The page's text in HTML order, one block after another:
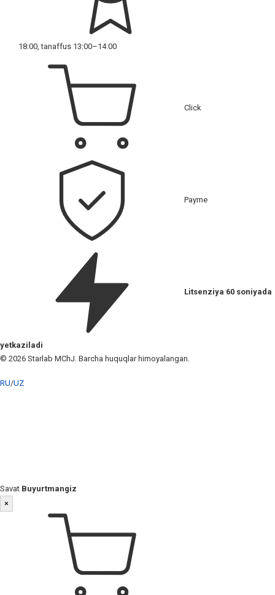
18:00, tanaffus 13:00–14:00
Click
Payme
Litsenziya 60 soniyada
yetkaziladi
© 2026 Starlab MChJ. Barcha huquqlar himoyalangan.
RU/UZ
Savat Buyurtmangiz
×